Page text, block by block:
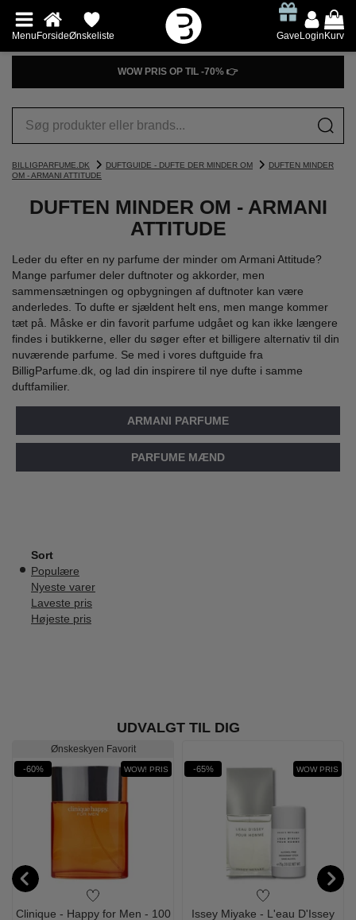
MenuForsideØnskeliste GaveLoginKurv
WOW PRIS OP TIL -70% 👉
BILLIGPARFUME.DK DUFTGUIDE - DUFTE DER MINDER OM
DUFTEN MINDER
OM - ARMANI ATTITUDE
DUFTEN MINDER OM - ARMANI
ATTITUDE
Leder du efter en ny parfume der minder om Armani Attitude?
Mange parfumer deler duftnoter og akkorder, men
sammensætningen og opbygningen af duftnoter kan være
anderledes. To dufte er sjældent helt ens, men mange kommer
tæt på. Måske er din favorit parfume udgået og kan ikke længere
findes i butikkerne, eller du søger efter et billigere alternativ til din
nuværende parfume. Se med i vores duftguide fra
BilligParfume.dk, og lad din inspirere til nye dufte i samme
duftfamilier.
ARMANI PARFUME
PARFUME MÆND
Sort
Populære
Nyeste varer
Laveste pris
Højeste pris
UDVALGT TIL DIG
Ønskeskyen Favorit
-60% WOW! PRIS
Clinique - Happy for Men - 100
-65% WOW PRIS
Issey Miyake - L'eau D'Issey